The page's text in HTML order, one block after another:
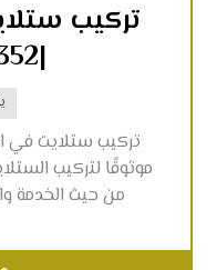
تركيب
|0566713352|
تركيب ستلايت في
موثوقًا لتركيب
من حيث الخدمة